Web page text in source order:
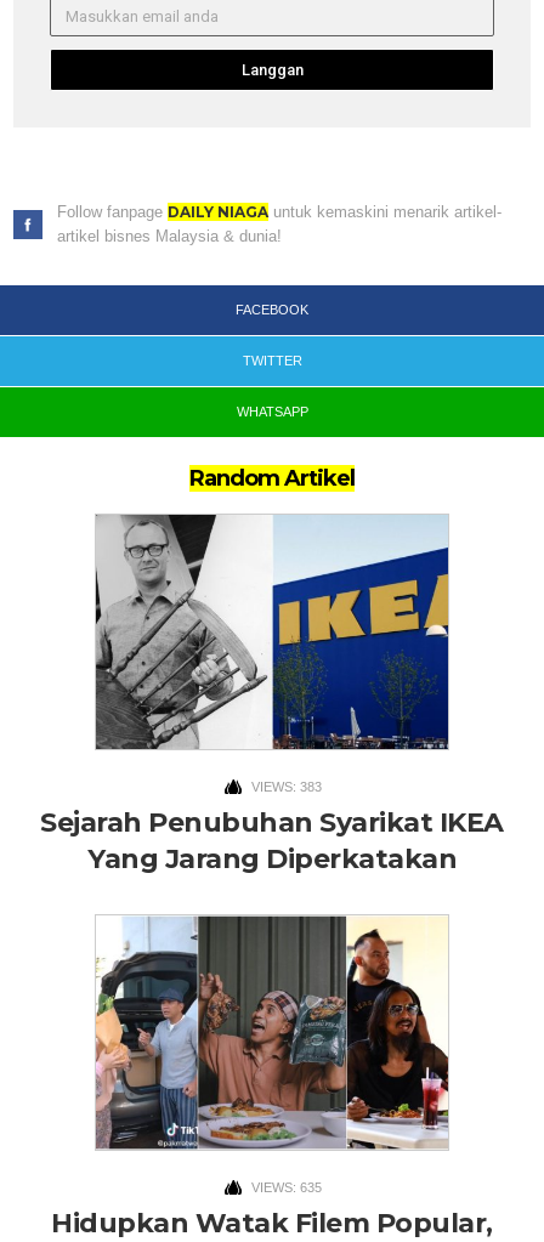
Langgan
Follow fanpage DAILY NIAGAuntuk kemaskini menarik artikel-
artikel bisnes Malaysia & dunia!
FACEBOOK
TWITTER
WHATSAPP
Random Artikel
VIEWS: 383
Sejarah Penubuhan Syarikat IKEA
Yang Jarang Diperkatakan
VIEWS: 635
Hidupkan Watak Filem Popular,